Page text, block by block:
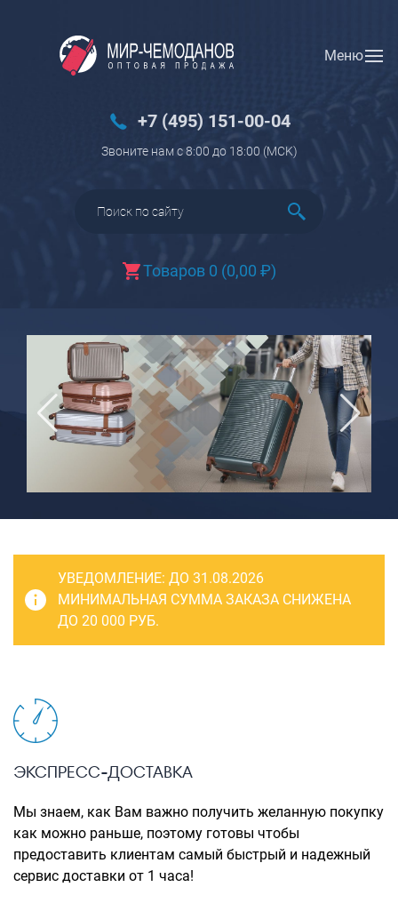
Меню
+7 (495) 151-00-04
Звоните нам с 8:00 до 18:00 (МCK)
Товаров 0 (0,00 ₽)
Вход Регистрация
Багаж
Чемоданы
Чемоданы детские
Пилоты на колесах
чемоданов
Бьюти-кейсы
САКВОЯЖИ
РАСПРОДАЖА
Сумки
Сумки колесные
Сумки спортивные
Сумки деловые
Сумки поясные
Сумки пляжные
Рюкзаки городские
Рюкзаки школьные
Рюкзаки подростковые
УВЕДОМЛЕНИЕ: ДО 31.08.2026
МИНИМАЛЬНАЯ СУММА ЗАКАЗА СНИЖЕНА
ДО 20 000 РУБ.
ЭКСПРЕСС-ДОСТАВКА
Мы знаем, как Вам важно получить желанную покупку
как можно раньше, поэтому готовы чтобы
предоставить клиентам самый быстрый и надежный
сервис доставки от 1 часа!